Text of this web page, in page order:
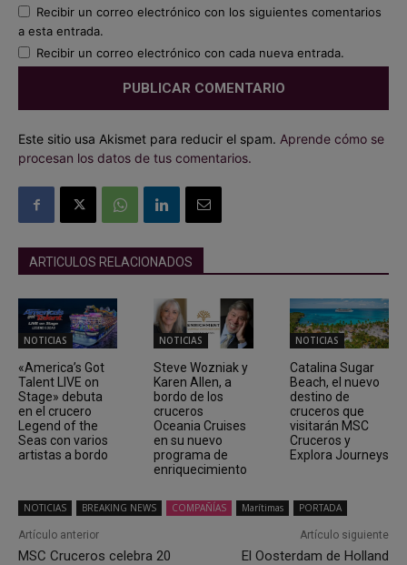
Recibir un correo electrónico con los siguientes comentarios
a esta entrada.
Recibir un correo electrónico con cada nueva entrada.
Este sitio usa Akismet para reducir el spam. Aprende cómo se
procesan los datos de tus comentarios.
ARTICULOS RELACIONADOS
NOTICIAS
«America’s Got
Talent LIVE on
Stage» debuta
en el crucero
Legend of the
Seas con varios
artistas a bordo
NOTICIAS
Steve Wozniak y
Karen Allen, a
bordo de los
cruceros
Oceania Cruises
en su nuevo
programa de
enriquecimiento
NOTICIAS
Catalina Sugar
Beach, el nuevo
destino de
cruceros que
visitarán MSC
Cruceros y
Explora Journeys
NOTICIAS BREAKING NEWS COMPAÑÍAS Marítimas PORTADA
Artículo anterior
MSC Cruceros celebra 20
Artículo siguiente
El Oosterdam de Holland